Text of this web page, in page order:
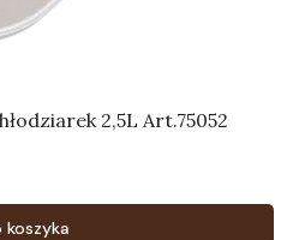
2,5L Art.75052
koszyka